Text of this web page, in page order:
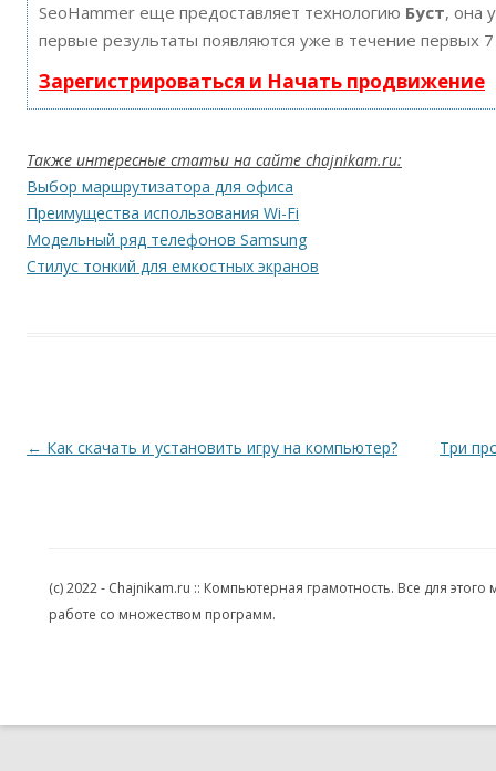
SeoHammer еще предоставляет технологию Буст, она
первые результаты появляются уже в течение первых
Зарегистрироваться и Начать продвижение
Также интересные статьи на сайте chajnikam.ru:
Выбор маршрутизатора для офиса
Преимущества использования Wi-Fi
Модельный ряд телефонов Samsung
Стилус тонкий для емкостных экранов
Навигация по записям
← Как скачать и установить игру на компьютер? Три
(c) 2022 - Chajnikam.ru :: Компьютерная грамотность. Все для
работе со множеством программ.